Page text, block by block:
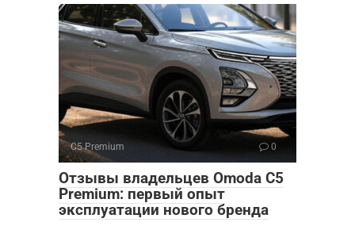
C5 Premium 0
Отзывы владельцев Omoda C5
Premium: первый опыт
эксплуатации нового бренда